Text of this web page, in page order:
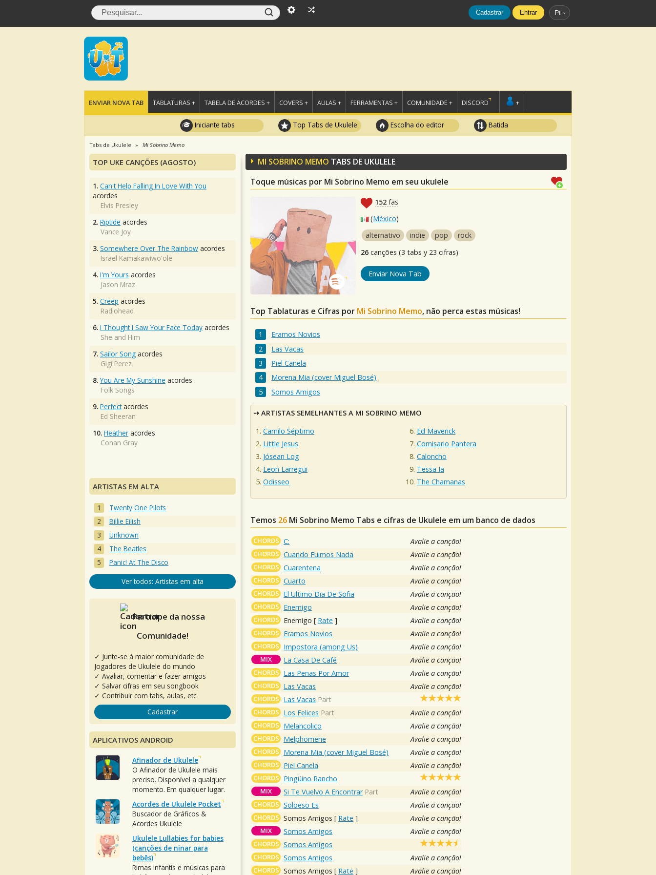
Cadastrar Entrar Pt
ENVIAR NOVA TAB TABLATURAS + TABELA DE ACORDES + COVERS + AULAS + FERRAMENTAS + COMUNIDADE + DISCORD +
Iniciante tabs Top Tabs de Ukulele Escolha do editor Batida
Tabs de Ukulele Mi Sobrino Memo
MI SOBRINO MEMO TABS DE UKULELE
Toque músicas por Mi Sobrino Memo em seu ukulele
152 fãs
(México)
alternativo
indie pop
rock
26 canções (3 tabs y 23 cifras)
Enviar Nova Tab
Top Tablaturas e Cifras por Mi Sobrino Memo, não perca estas músicas!
Eramos Novios
Las Vacas
Piel Canela
Morena Mia (cover Miguel Bosé)
Somos Amigos
ARTISTAS SEMELHANTES A MI SOBRINO MEMO
Camilo Séptimo
Little Jesus
Jósean Log
Leon Larregui
Odisseo
Ed Maverick
Comisario Pantera
Caloncho
Tessa Ia
The Chamanas
Temos 26 Mi Sobrino Memo Tabs e cifras de Ukulele em um banco de dados
CHORDS C: Avalie a canção!
CHORDS Cuando Fuimos Nada Avalie a canção!
CHORDS Cuarentena Avalie a canção!
CHORDS Cuarto Avalie a canção!
CHORDS El Ultimo Dia De Sofia Avalie a canção!
CHORDS Enemigo Avalie a canção!
CHORDS Enemigo [ Rate ] Avalie a canção!
CHORDS Eramos Novios Avalie a canção!
CHORDS Impostora (among Us) Avalie a canção!
MIX La Casa De Café Avalie a canção!
CHORDS Las Penas Por Amor Avalie a canção!
CHORDS Las Vacas Avalie a canção!
CHORDS Las Vacas Part
CHORDS Los Felices Part Avalie a canção!
CHORDS Melancolico Avalie a canção!
CHORDS Melphomene Avalie a canção!
CHORDS Morena Mia (cover Miguel Bosé) Avalie a canção!
CHORDS Piel Canela Avalie a canção!
CHORDS Pingüino Rancho
MIX Si Te Vuelvo A Encontrar Part Avalie a canção!
CHORDS Soloeso Es Avalie a canção!
CHORDS Somos Amigos [ Rate ] Avalie a canção!
MIX Somos Amigos Avalie a canção!
CHORDS Somos Amigos
CHORDS Somos Amigos Avalie a canção!
CHORDS Somos Amigos [ Rate ] Avalie a canção!
TOP UKE CANÇÕES (AGOSTO)
1. Can't Help Falling In Love With You
acordes
Elvis Presley
2. Riptide acordes
Vance Joy
3. Somewhere Over The Rainbow acordes
Israel Kamakawiwo'ole
4. I'm Yours acordes
Jason Mraz
5. Creep acordes
Radiohead
6. I Thought I Saw Your Face Today acordes
She and Him
7. Sailor Song acordes
Gigi Perez
8. You Are My Sunshine acordes
Folk Songs
9. Perfectacordes
Ed Sheeran
10. Heather acordes
Conan Gray
ARTISTAS EM ALTA
Twenty One Pilots
Billie Eilish
Unknown
The Beatles
Panic! At The Disco
Ver todos: Artistas em alta
Participe da nossa
Comunidade!
✓ Junte-se à maior comunidade de
Jogadores de Ukulele do mundo
✓ Avaliar, comentar e fazer amigos
✓ Salvar cifras em seu songbook
✓ Contribuir com tabs, aulas, etc.
Cadastrar
APLICATIVOS ANDROID
Afinador de Ukulele
O Afinador de Ukulele mais
preciso. Disponível a qualquer
momento. Em qualquer lugar.
Acordes de Ukulele Pocket
Buscador de Gráficos &
Acordes Ukulele
Ukulele Lullabies for babies
(canções de ninar para
bebês)
Rimas infantis e músicas para